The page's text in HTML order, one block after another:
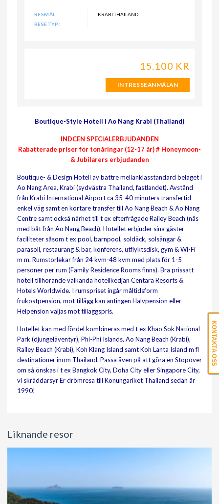
RESMÅL:
KRABI THAILAND
RESETYP:
15.100 KR
INTRESSEANMÄLAN
Boutique-Style Hotell i Ao Nang Krabi (Thailand)
INDCEN SPECIALERBJUDANDEN
Rabatterade priser för tonåringar (12-17 år) # Honeymoon-
& Jubilarers erbjudanden
Boutique- & Design Hotell av bättre mellanklasstandard beläget i
Ao Nang Area, Krabi (sydvästra Thailand, fastlandet). Avstånd
från Krabi International Airport ca 35-40 minuters transfertid
enkel väg samt en kortare transfer till Ao Nang Beach & Ao Nang
Centre samt också närhet till t ex efterfrågade Railey Beach (nås
med båt från Ao Nang Beach). Hotellet erbjuder sina gäster
faciliteter såsom t ex pool, barnpool, soldäck, solsängar &
parasoll, restaurang & bar, konferens, utflyktsdisk, gym & Wi-Fi
m m. Rumstorlekar från 24 kvm-48 kvm med plats för 1-5
personer per rum (Family Residence Rooms finns). Bra prissatt
hotell tillhörande välkända hotellkedjan Centara Resorts &
Hotels Worldwide. I rumspriset ingår måltidsform
frukostpension, mot tillägg kan antingen Halvpension eller
Helpension väljas mot tilläggspris.
Hotellet kan med fördel kombineras med t ex Khao Sok National
Park (djungeläventyr), Phi-Phi Islands, Ao Nang Beach (Krabi),
Railey Beach (Krabi), Koh Klang Island samt Koh Lanta Island m fl
destinationer inom Thailand. Passa även på att göra en Stopover
om så önskas i t ex Bangkok City, Doha City eller Singapore City,
vi skräddarsyr Er drömresa till Konungariket Thailand sedan år
1990!
Liknande resor
KONTAKTA OSS